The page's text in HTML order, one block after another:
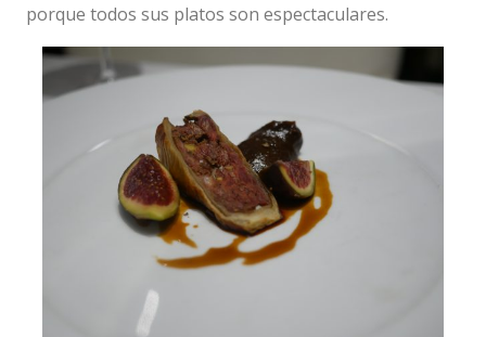
porque todos sus platos son espectaculares.